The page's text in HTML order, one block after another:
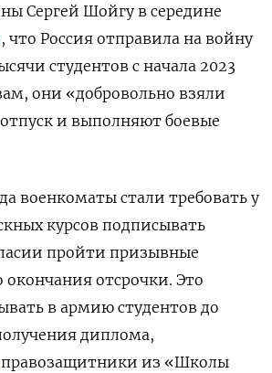
Сергей Шойгу в середине
, что Россия отправила на войну
студентов с начала 2023
они «добровольно взяли
и выполняют боевые
военкоматы стали требовать у
курсов подписывать
пройти призывные
отсрочки. Это
в армию студентов до
диплома,
правозащитники из «Школы